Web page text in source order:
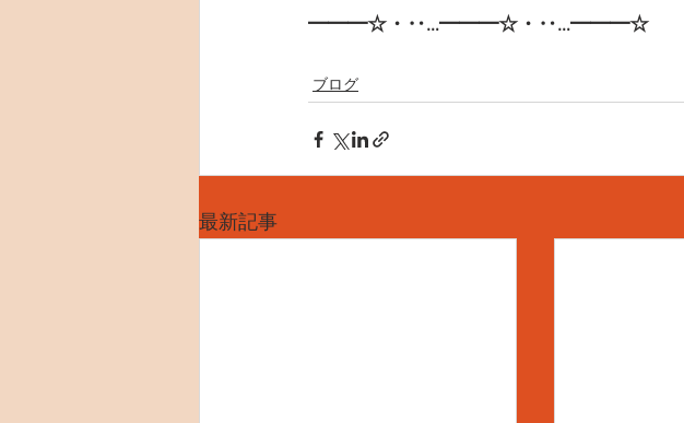
━━━☆・‥…━━━☆・‥…━━━☆
ブログ
最新記事